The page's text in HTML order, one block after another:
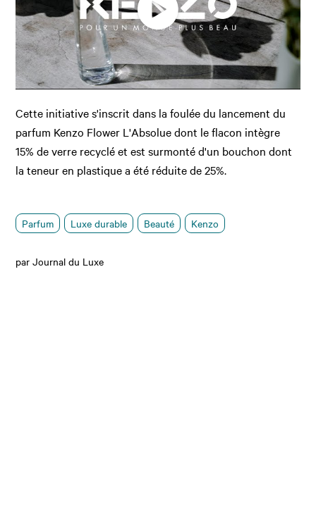
Cette initiative s'inscrit dans la foulée du lancement du
parfum Kenzo Flower L'Absolue dont le flacon intègre
15% de verre recyclé et est surmonté d'un bouchon dont
la teneur en plastique a été réduite de 25%.
Parfum Luxe durable Beauté Kenzo
par Journal du Luxe